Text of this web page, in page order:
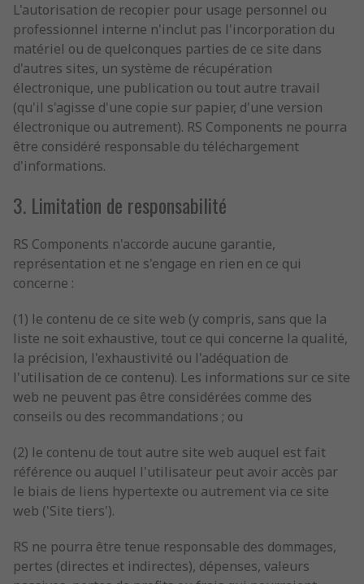
L'autorisation de recopier pour usage personnel ou
professionnel interne n'inclut pas l'incorporation du
matériel ou de quelconques parties de ce site dans
d'autres sites, un système de récupération
électronique, une publication ou tout autre travail
(qu'il s'agisse d'une copie sur papier, d'une version
électronique ou autrement). RS Components ne pourra
être considéré responsable du téléchargement
d'informations.
3. Limitation de responsabilité
RS Components n'accorde aucune garantie,
représentation et ne s'engage en rien en ce qui
concerne :
(1) le contenu de ce site web (y compris, sans que la
liste ne soit exhaustive, tout ce qui concerne la qualité,
la précision, l'exhaustivité ou l'adéquation de
l'utilisation de ce contenu). Les informations sur ce site
web ne peuvent pas être considérées comme des
conseils ou des recommandations ; ou
(2) le contenu de tout autre site web auquel est fait
référence ou auquel l'utilisateur peut avoir accès par
le biais de liens hypertexte ou autrement via ce site
web ('Site tiers').
RS ne pourra être tenue responsable des dommages,
pertes (directes et indirectes), dépenses, valeurs